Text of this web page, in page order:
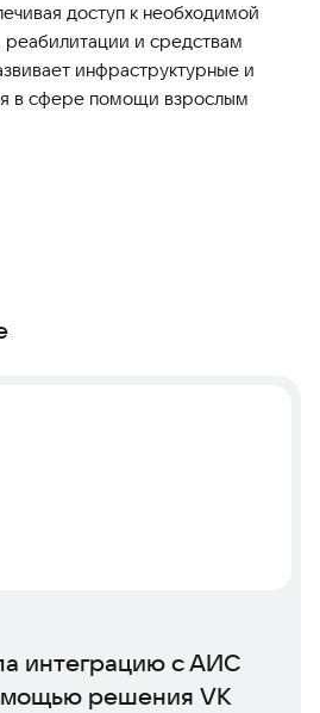
доступ к необходимой
и средствам
инфраструктурные и
в сфере помощи взрослым
интеграцию с АИС
решения VK